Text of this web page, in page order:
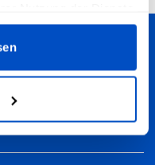
anderswo wohnst.